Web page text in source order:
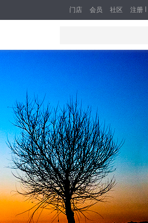
注册
门店 会员 社区